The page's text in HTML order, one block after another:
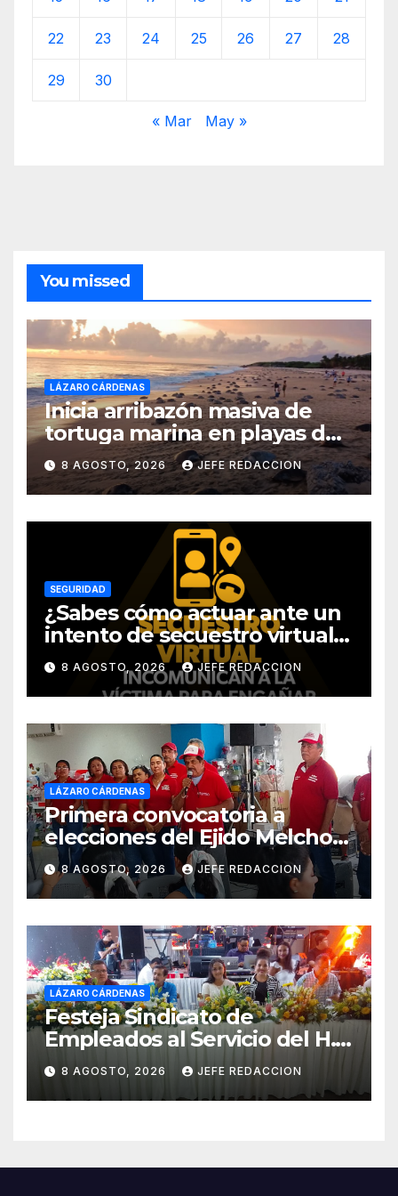
22 23 24 25 26 27 28
29 30
« Mar May »
You missed
LÁZARO CÁRDENAS
Inicia arribazón masiva de
tortuga marina en playas de
Michoacán
8 AGOSTO, 2026 JEFE REDACCION
SEGURIDAD
¿Sabes cómo actuar ante un
intento de secuestro virtual?
La SSP te guía para evitarlo
8 AGOSTO, 2026 JEFE REDACCION
LÁZARO CÁRDENAS
Primera convocatoria a
elecciones del Ejido Melchor
Ocampo en Lázaro Cárdenas
el domingo
8 AGOSTO, 2026 JEFE REDACCION
LÁZARO CÁRDENAS
Festeja Sindicato de
Empleados al Servicio del H.
Ayuntamiento de LZC Día del
Empleado Municipal
8 AGOSTO, 2026 JEFE REDACCION